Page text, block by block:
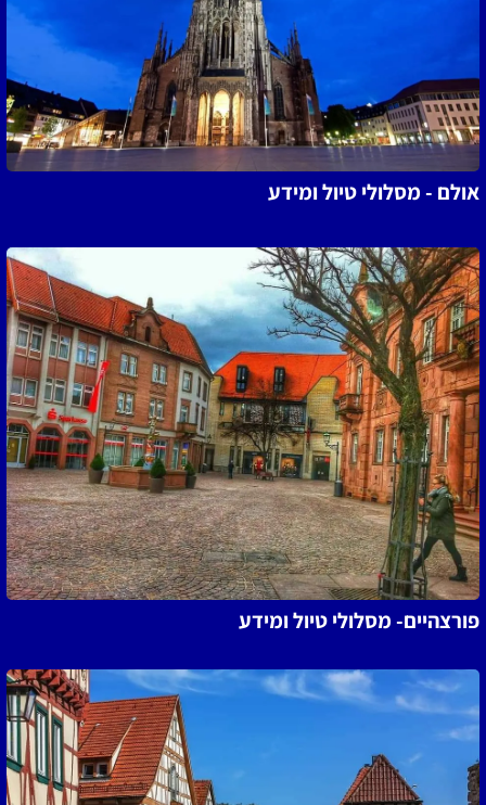
אולם - מסלולי טיול ומידע
פורצהיים- מסלולי טיול ומידע